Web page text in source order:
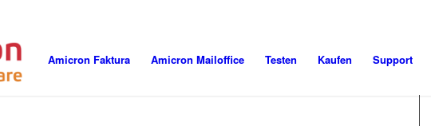
Amicron Faktura Amicron Mailoffice Testen Kaufen Support